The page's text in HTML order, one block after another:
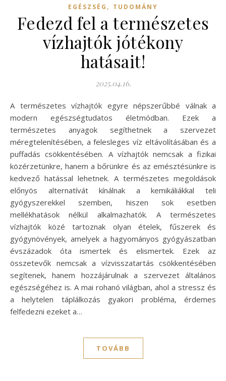
EGÉSZSÉG , TUDOMÁNY
Fedezd fel a természetes
vízhajtók jótékony
hatásait!
2025.04.16.
A természetes vízhajtók egyre népszerűbbé válnak a
modern egészségtudatos életmódban. Ezek a
természetes anyagok segíthetnek a szervezet
méregtelenítésében, a felesleges víz eltávolításában és a
puffadás csökkentésében. A vízhajtók nemcsak a fizikai
közérzetünkre, hanem a bőrünkre és az emésztésünkre is
kedvező hatással lehetnek. A természetes megoldások
előnyös alternatívát kínálnak a kemikáliákkal teli
gyógyszerekkel szemben, hiszen sok esetben
mellékhatások nélkül alkalmazhatók. A természetes
vízhajtók közé tartoznak olyan ételek, fűszerek és
gyógynövények, amelyek a hagyományos gyógyászatban
évszázadok óta ismertek és elismertek. Ezek az
összetevők nemcsak a vízvisszatartás csökkentésében
segítenek, hanem hozzájárulnak a szervezet általános
egészségéhez is. A mai rohanó világban, ahol a stressz és
a helytelen táplálkozás gyakori probléma, érdemes
felfedezni ezeket a…
TOVÁBB